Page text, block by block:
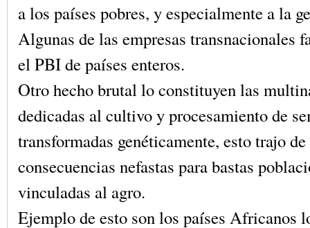
a los países pobres, y especialmente a la
Algunas de las empresas transnacionales
el PBI de países enteros.
Otro hecho brutal lo constituyen las
dedicadas al cultivo y procesamiento de
transformadas genéticamente, esto trajo
consecuencias nefastas para bastas
vinculadas al agro.
Ejemplo de esto son los países Africanos